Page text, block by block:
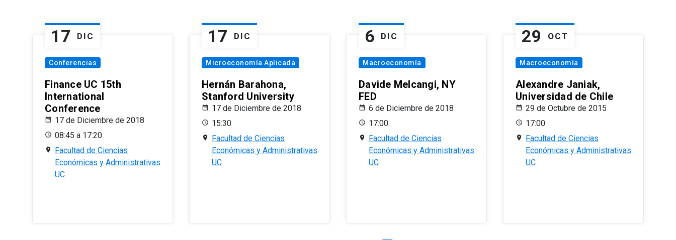
17 DIC
Conferencias
Finance UC 15th
International
Conference
17 de Diciembre de 2018
08:45 a 17:20
Facultad de Ciencias
Económicas y Administrativas
UC
17 DIC
Microeconomía Aplicada
Hernán Barahona,
Stanford University
17 de Diciembre de 2018
15:30
Facultad de Ciencias
Económicas y Administrativas
UC
6 DIC
Macroeconomía
Davide Melcangi, NY
FED
6 de Diciembre de 2018
17:00
Facultad de Ciencias
Económicas y Administrativas
UC
29 OCT
Macroeconomía
Alexandre Janiak,
Universidad de Chile
29 de Octubre de 2015
17:00
Facultad de Ciencias
Económicas y Administrativas
UC